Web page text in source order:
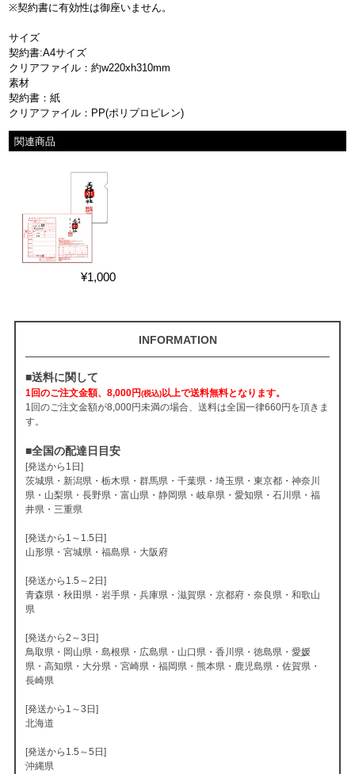
※契約書に有効性は御座いません。
サイズ
契約書:A4サイズ
クリアファイル：約w220xh310mm
素材
契約書：紙
クリアファイル：PP(ポリプロピレン)
関連商品
¥1,000
INFORMATION
■送料に関して
1回のご注文金額、8,000円(税込)以上で送料無料となります。
1回のご注文金額が8,000円未満の場合、送料は全国一律660円を頂きま
す。
■全国の配達日目安
[発送から1日]
茨城県・新潟県・栃木県・群馬県・千葉県・埼玉県・東京都・神奈川
県・山梨県・長野県・富山県・静岡県・岐阜県・愛知県・石川県・福
井県・三重県
[発送から1～1.5日]
山形県・宮城県・福島県・大阪府
[発送から1.5～2日]
青森県・秋田県・岩手県・兵庫県・滋賀県・京都府・奈良県・和歌山
県
[発送から2～3日]
鳥取県・岡山県・島根県・広島県・山口県・香川県・徳島県・愛媛
県・高知県・大分県・宮崎県・福岡県・熊本県・鹿児島県・佐賀県・
長崎県
[発送から1～3日]
北海道
[発送から1.5～5日]
沖縄県